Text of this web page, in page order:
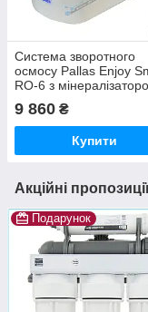
Система зворотного
осмосу Pallas Enjoy
RO-6 з
9 860 ₴
Купити
Акційні
Подарунок